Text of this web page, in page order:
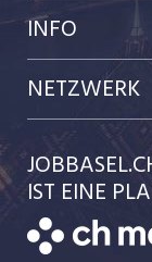
Jobs im Kanton
Jobs in der
Jobs in der
Festanstellungen
Temporäre Jobs
Preise &
Kundenlogin
Einzelinserat
Schnittstelle
INFO
Team
AGB
NETZWERK
jobbern.ch
zentraljob.ch
IST EINE